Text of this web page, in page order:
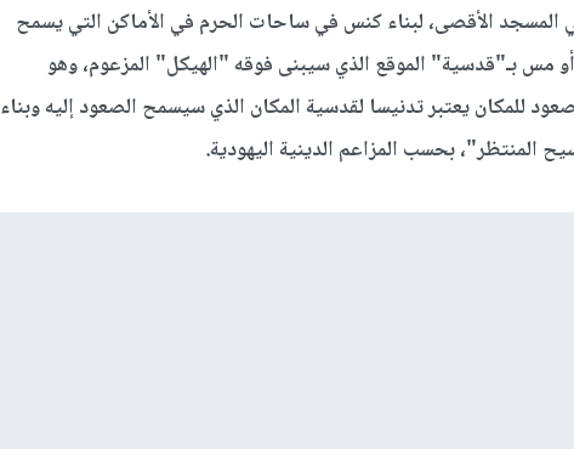
المسجد الأقصى، لبناء كنس في ساحات الحرم في الأماكن التي يسمح
أو مس بـ"قدسية" الموقع الذي سيبنى فوقه "الهيكل" المزعوم، وهو
للمكان يعتبر تدنيسا لقدسية المكان الذي سيسمح الصعود إليه وبناء
المنتظر"، بحسب المزاعم الدينية اليهودية.